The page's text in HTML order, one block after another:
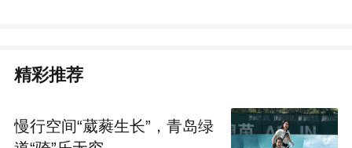
精彩推荐
慢行空间“葳蕤生长”，青岛绿